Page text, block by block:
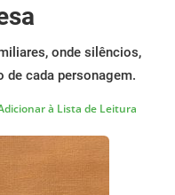
onde silêncios,
cada personagem.
à Lista de Leitura